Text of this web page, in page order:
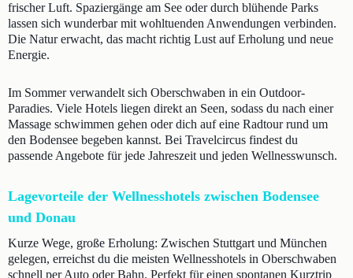
frischer Luft. Spaziergänge am See oder durch blühende Parks
lassen sich wunderbar mit wohltuenden Anwendungen verbinden.
Die Natur erwacht, das macht richtig Lust auf Erholung und neue
Energie.
Im Sommer verwandelt sich Oberschwaben in ein Outdoor-
Paradies. Viele Hotels liegen direkt an Seen, sodass du nach einer
Massage schwimmen gehen oder dich auf eine Radtour rund um
den Bodensee begeben kannst. Bei Travelcircus findest du
passende Angebote für jede Jahreszeit und jeden Wellnesswunsch.
Lagevorteile der Wellnesshotels zwischen Bodensee
und Donau
Kurze Wege, große Erholung: Zwischen Stuttgart und München
gelegen, erreichst du die meisten Wellnesshotels in Oberschwaben
schnell per Auto oder Bahn. Perfekt für einen spontanen Kurztrip